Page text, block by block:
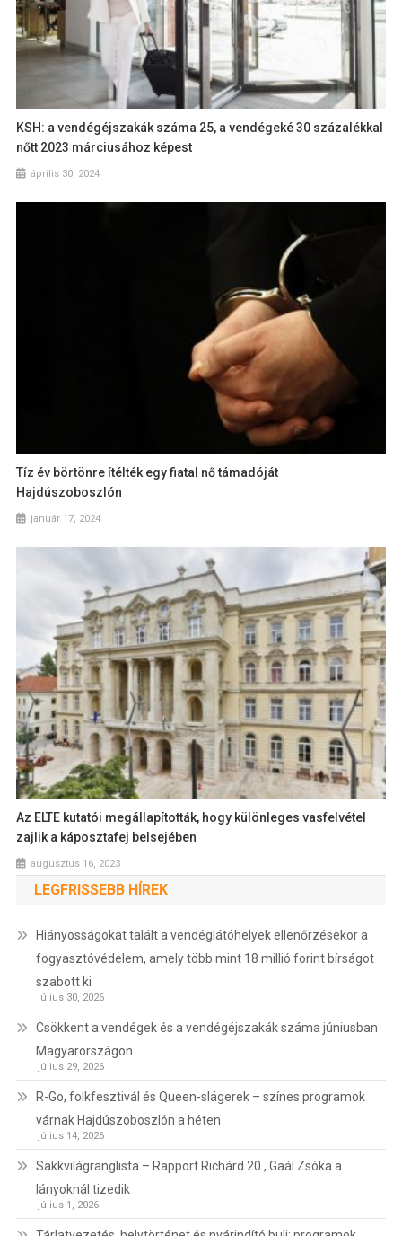
KSH: a vendégéjszakák száma 25, a vendégeké 30 százalékkal
nőtt 2023 márciusához képest
április 30, 2024
Tíz év börtönre ítélték egy fiatal nő támadóját
Hajdúszoboszlón
január 17, 2024
Az ELTE kutatói megállapították, hogy különleges vasfelvétel
zajlik a káposztafej belsejében
augusztus 16, 2023
LEGFRISSEBB HÍREK
Hiányosságokat talált a vendéglátóhelyek ellenőrzésekor a
fogyasztóvédelem, amely több mint 18 millió forint bírságot
szabott ki
július 30, 2026
Csökkent a vendégek és a vendégéjszakák száma júniusban
Magyarországon
július 29, 2026
R-Go, folkfesztivál és Queen-slágerek – színes programok
várnak Hajdúszoboszlón a héten
július 14, 2026
Sakkvilágranglista – Rapport Richárd 20., Gaál Zsóka a
lányoknál tizedik
július 1, 2026